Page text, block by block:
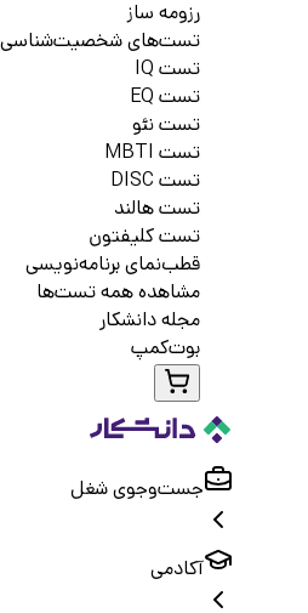
رزومه ساز
تست‌های شخصیت‌شناسی
تست IQ
تست EQ
تست نئو
تست MBTI
تست DISC
تست هالند
تست کلیفتون
قطب‌نمای برنامه‌نویسی
مشاهده همه تست‌ها
مجله دانشکار
بوت‌کمپ
جست‌و‌جوی شغل
آکادمی